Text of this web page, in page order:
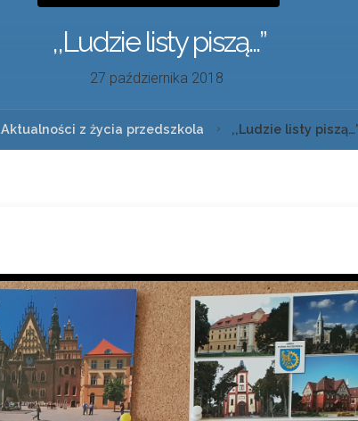
,,Ludzie listy piszą…”
27 października 2018
Aktualności z życia przedszkola ,,Ludzie listy